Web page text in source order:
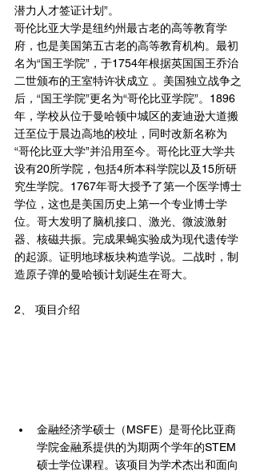
潜力人才签证计划”。
哥伦比亚大学是纽约州最古老的高等教育学
府，也是美国第五古老的高等教育机构。最初
名为“国王学院”，于1754年根据英国国王乔治
二世颁布的王室特许状成立 。美国独立战争之
后，“国王学院”更名为“哥伦比亚学院”。1896
年，学校从位于曼哈顿中城区的麦迪逊大道搬
迁至位于晨边高地的校址，同时改新名称为
“哥伦比亚大学”并沿用至今。哥伦比亚大学共
设有20所学院，包括4所本科学院以及15所研
究生学院。1767年哥大授予了第一个医学博士
学位，这也是美国历史上第一个专业博士学
位。哥大发明了脑机接口、激光、微波激射
器、核磁共振。完成果蝇实验成为现代遗传学
的起源。证明地球板块构造学说。二战时，制
造原子弹的曼哈顿计划诞生在哥大。
2、 项目介绍
金融经济学硕士（MSFE）是哥伦比亚商
学院金融系提供的为期两个学年的STEM
硕士学位课程。该项目为学术杰出和面向